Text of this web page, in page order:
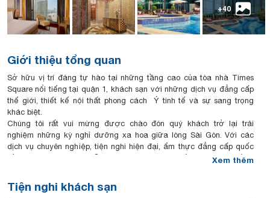
+40
Giới thiệu tổng quan
Sở hữu vị trí đáng tự hào tại những tầng cao của tòa nhà Times
Square nổi tiếng tại quận 1, khách sạn với những dịch vụ đẳng cấp
thế giới, thiết kế nội thất phong cách Ý tinh tế và sự sang trọng
khác biệt.
Chúng tôi rất vui mừng được chào đón quý khách trở lại trải
nghiệm những kỳ nghỉ dưỡng xa hoa giữa lòng Sài Gòn. Với các
dịch vụ chuyên nghiệp, tiện nghi hiện đại, ẩm thực đẳng cấp quốc
tế và không gian lộng lẫy sang trọng, hãy một lần nữa tận hưởng
Hơn cả sự kỳ vọng là một nơi mang vẻ đẹp rực rỡ và hiện đại,
khách sạn The Reverie Saigon tọa lạc trên tầng cao mang đến
Xem thêm
Tiện nghi khách sạn